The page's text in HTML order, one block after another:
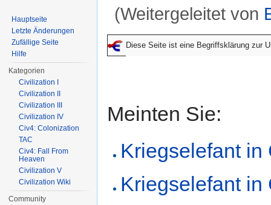
(Weitergeleitet von
Diese Seite ist eine Begriffsklärung zur
Meinten Sie:
Kriegselefant in
Kriegselefant in
Hauptseite
Letzte Änderungen
Zufällige Seite
Hilfe
Kategorien
Civilization I
Civilization II
Civilization III
Civilization IV
Civ4: Colonization
TAC
Civ4: Fall From
Heaven
Civilization V
Civilization Wiki
Community